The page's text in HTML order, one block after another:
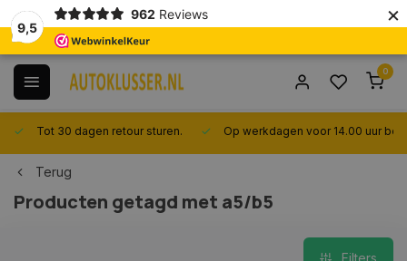
9,5
962 Reviews ×
0
Tot 30 dagen retour sturen. Op werkdagen voor 14.00 uur
Terug
Producten getagd met a5/b5
Filters